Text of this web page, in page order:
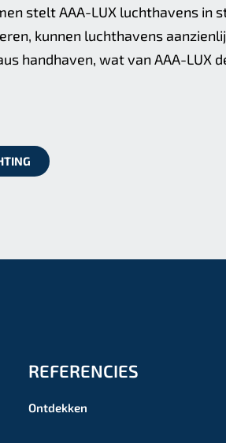
stelt AAA-LUX luchthavens in
kunnen luchthavens
handhaven, wat van AAA-LUX
REFERENCIES
Ontdekken